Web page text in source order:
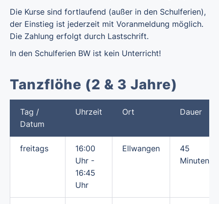
Die Kurse sind fortlaufend (außer in den Schulferien),
der Einstieg ist jederzeit mit Voranmeldung möglich.
Die Zahlung erfolgt durch Lastschrift.
In den Schulferien BW ist kein Unterricht!
Tanzflöhe (2 & 3 Jahre)
Tag /
Datum
Uhrzeit Ort Dauer
freitags
16:00
Uhr -
16:45
Uhr
Ellwangen
45
Minuten